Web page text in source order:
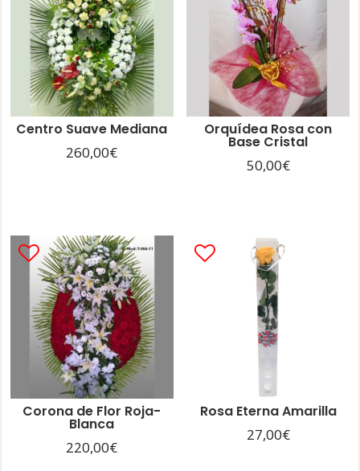
Centro Suave Mediana
260,00€
Orquídea Rosa con
Base Cristal
50,00€
Corona de Flor Roja-
Blanca
220,00€
Rosa Eterna Amarilla
27,00€